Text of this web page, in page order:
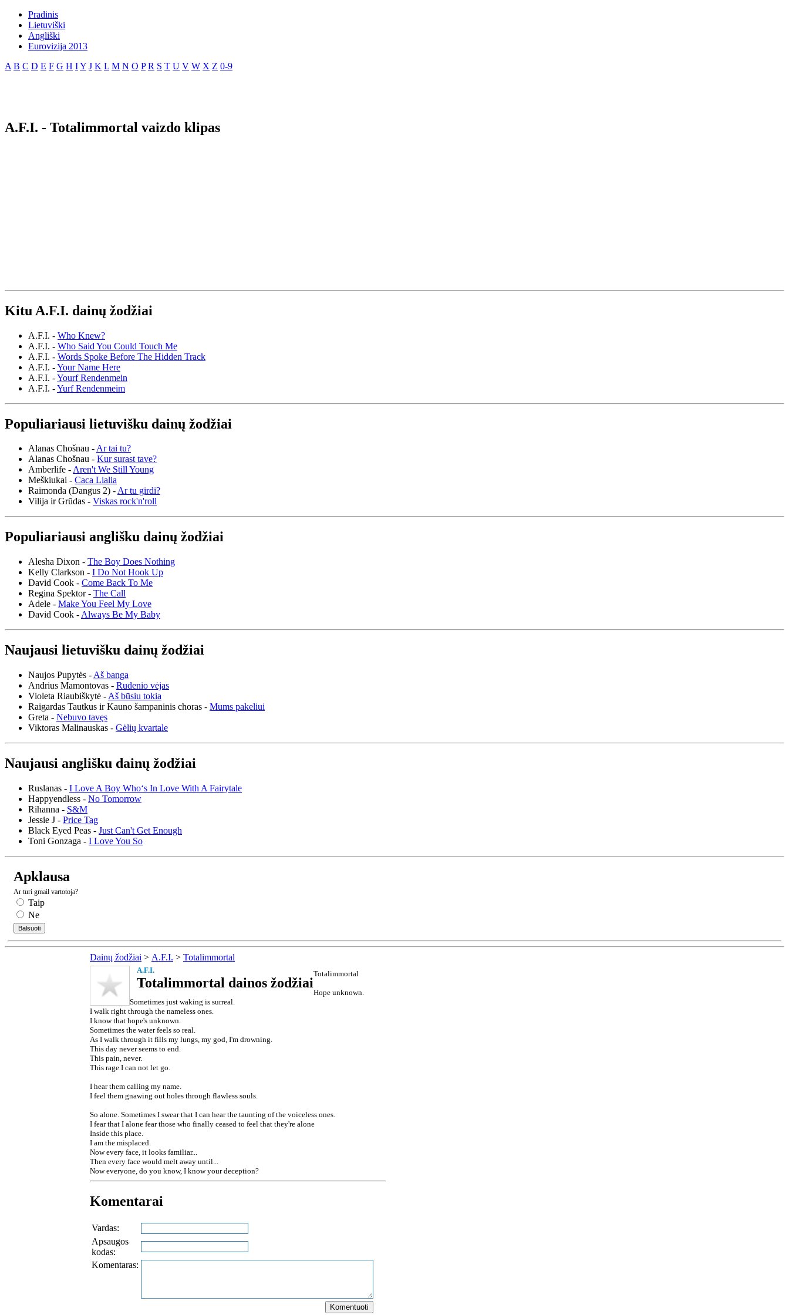
Pradinis
Lietuviški
Angliški
Eurovizija 2013
A B C D E F G H IY J K L M N O P R S T U V W X Z 0-9
A.F.I. - Totalimmortal vaizdo klipas
Kitu A.F.I. dainų žodžiai
A.F.I. - Who Knew?
A.F.I. - Who Said You Could Touch Me
A.F.I. - Words Spoke Before The Hidden Track
A.F.I. -Your Name Here
A.F.I. -Yourf Rendenmein
A.F.I. -Yurf Rendenmeim
Populiariausi lietuvišku dainų žodžiai
Alanas Chošnau -Ar tai tu?
Alanas Chošnau - Kur surast tave?
Amberlife -Aren't We Still Young
Meškiukai - Caca Lialia
Raimonda (Dangus 2) -Ar tu girdi?
Vilija ir Grūdas - Viskas rock'n'roll
Populiariausi anglišku dainų žodžiai
Alesha Dixon - The Boy Does Nothing
Kelly Clarkson - I Do Not Hook Up
David Cook - Come Back To Me
Regina Spektor - The Call
Adele - Make You Feel My Love
David Cook - Always Be My Baby
Naujausi lietuvišku dainų žodžiai
Naujos Pupytės - Aš banga
Andrius Mamontovas - Rudenio vėjas
Violeta Riaubiškytė - Aš būsiu tokia
Raigardas Tautkus ir Kauno šampaninis choras - Mums pakeliui
Greta - Nebuvo tavęs
Viktoras Malinauskas - Gėlių kvartale
Naujausi anglišku dainų žodžiai
Ruslanas - I Love A Boy Who‘s In Love With A Fairytale
Happyendless - No Tomorrow
Rihanna - S&M
Jessie J - Price Tag
Black Eyed Peas - Just Can't Get Enough
Toni Gonzaga - I Love You So
Apklausa
Ar turi gmail vartotoja?
Taip
Ne
Dainų žodžiai > A.F.I. > Totalimmortal
A.F.I.
Totalimmortal dainos žodžiai
Totalimmortal
Hope unknown.
Sometimes just waking is surreal.
I walk right through the nameless ones.
I know that hope's unknown.
Sometimes the water feels so real.
As I walk through it fills my lungs, my god, I'm drowning.
This day never seems to end.
This pain, never.
This rage I can not let go.
I hear them calling my name.
I feel them gnawing out holes through flawless souls.
So alone. Sometimes I swear that I can hear the taunting of the voiceless ones.
I fear that I alone fear those who finally ceased to feel that they're alone
Inside this place.
I am the misplaced.
Now every face, it looks familiar...
Then every face would melt away until...
Now everyone, do you know, I know your deception?
Komentarai
Vardas:
Apsaugos
kodas:
Komentaras: